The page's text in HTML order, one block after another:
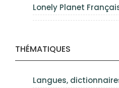
Lonely Planet
THÉMATIQUES
Langues,